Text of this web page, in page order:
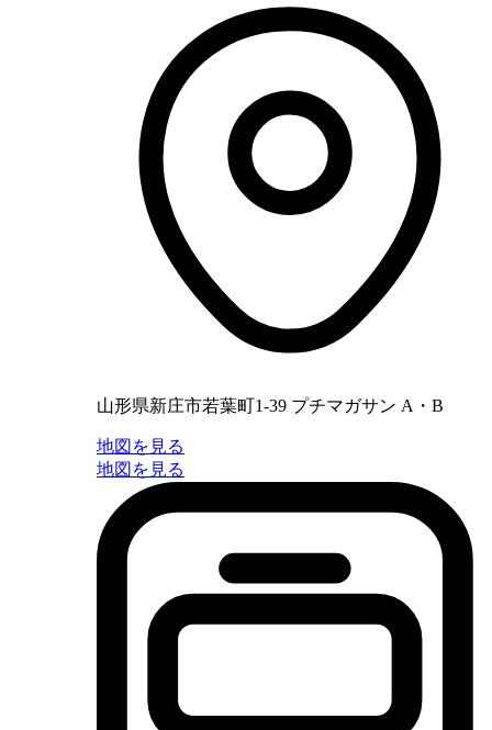
山形県新庄市若葉町1-39 プチマガサン A・B
地図を見る
地図を見る